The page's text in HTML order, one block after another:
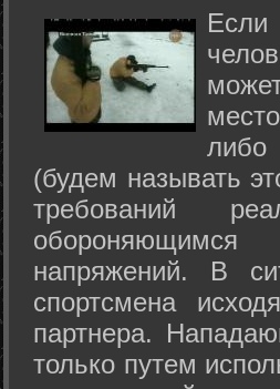
(будем называть
требований
напряжений. В
спортсмена
партнера.
только путем